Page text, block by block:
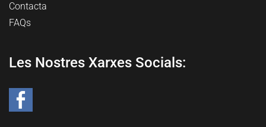
Contacta
FAQs
Les Nostres Xarxes Socials: